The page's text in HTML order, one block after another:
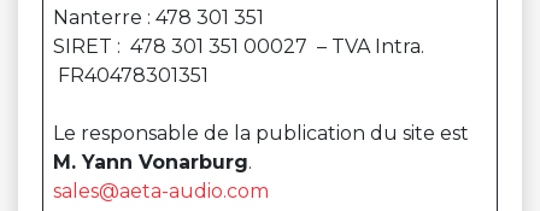
Nanterre : 478 301 351
SIRET : 478 301 351 00027 – TVA Intra.
FR40478301351
Le responsable de la publication du site est
M. Yann Vonarburg.
sales@aeta-audio.com